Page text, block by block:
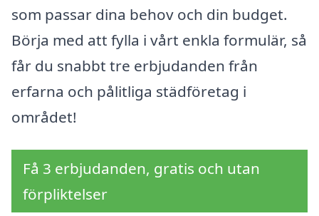
som passar dina behov och din budget.
Börja med att fylla i vårt enkla formulär, så
får du snabbt tre erbjudanden från
erfarna och pålitliga städföretag i
området!
Få 3 erbjudanden, gratis och utan
förpliktelser